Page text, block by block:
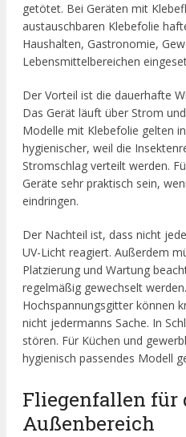
getötet. Bei Geräten mit
austauschbaren Klebefolie
Haushalten, Gastronomie,
Lebensmittelbereichen
Der Vorteil ist die dauerhafte
Das Gerät läuft über Strom
Modelle mit Klebefolie gelten
hygienischer, weil die
Stromschlag verteilt werden.
Geräte sehr praktisch sein,
eindringen.
Der Nachteil ist, dass nicht
UV-Licht reagiert. Außerdem
Platzierung und Wartung
regelmäßig gewechselt
Hochspannungsgitter können
nicht jedermanns Sache. In
stören. Für Küchen und
hygienisch passendes Modell
Fliegenfallen für
Außenbereich